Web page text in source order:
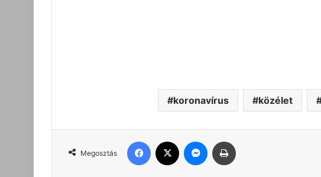
koronavírus közélet
Megosztás
Facebook Messenger